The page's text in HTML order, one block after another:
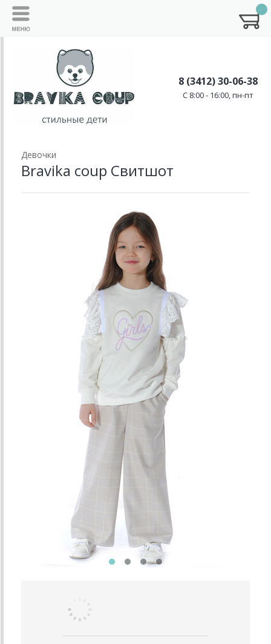
8 (3412) 30-06-38
C 8:00 - 16:00, пн-пт
Девочки
Bravika coup Свитшот